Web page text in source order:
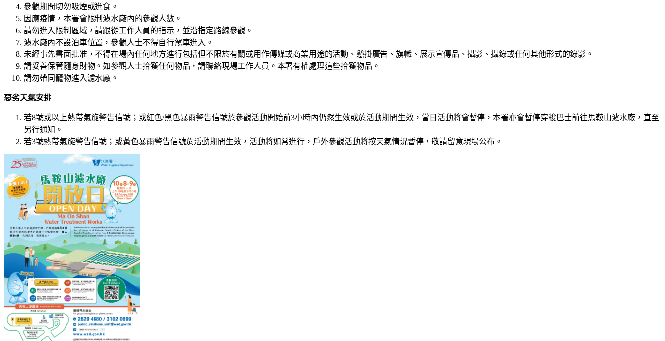
參觀期間切勿吸煙或進食。
因應疫情，本署會限制濾水廠內的參觀人數。
請勿進入限制區域，請跟從工作人員的指示，並沿指定路線參觀。
濾水廠內不設泊車位置，參觀人士不得自行駕車進入。
未經事先書面批准，不得在場內任何地方進行包括但不限於有關或用作傳媒或商業用途的活動、懸掛廣告、旗幟、展示宣傳品、攝影、攝錄或任何其他形式的錄影。
請妥善保管隨身財物。如參觀人士拾獲任何物品，請聯絡現場工作人員。本署有權處理這些拾獲物品。
請勿帶同竉物進入濾水廠。
惡劣天氣安排
若8號或以上熱帶氣旋警告信號；或紅色/黑色暴雨警告信號於參觀活動開始前3小時內仍然生效或於活動期間生效，當日活動將會暫停，本署亦會暫停穿稄巴士前往馬鞍山濾水廠，直至
另行通知。
若3號熱帶氣旋警告信號；或黃色暴雨警告信號於活動期間生效，活動將如常進行，戶外參觀活動將按天氣情況暫停，敬請留意現場公布。